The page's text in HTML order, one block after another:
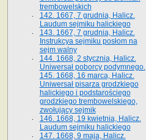
trembowelskich
142. 1667, 7 grudnia, Halicz.
Laudum sejmiku halickiego
143. 1667, 7 grudnia, Halicz.
Instrukcya sejmiku posłom na
sejm walny
144. 1668, 2 stycznia, Halicz.
Uniwersał poborcy podymnego.
145. 1668, 16 marca, Halicz.
Uniwersał pisarza grodzkiego
halickiego i podstarościego
grodzkiego trembowelskiego,
zwołujący sejmik
146. 1668, 19 kwietnia, Halicz.
Laudum sejmiku halickiego
147. 1668, 9 maja, Halicz.